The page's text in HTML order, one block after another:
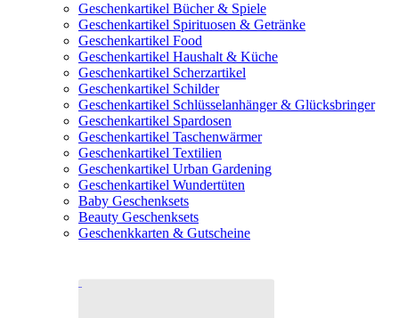
Geschenkartikel Bücher & Spiele
Geschenkartikel Spirituosen & Getränke
Geschenkartikel Food
Geschenkartikel Haushalt & Küche
Geschenkartikel Scherzartikel
Geschenkartikel Schilder
Geschenkartikel Schlüsselanhänger & Glücksbringer
Geschenkartikel Spardosen
Geschenkartikel Taschenwärmer
Geschenkartikel Textilien
Geschenkartikel Urban Gardening
Geschenkartikel Wundertüten
Baby Geschenksets
Beauty Geschenksets
Geschenkkarten & Gutscheine